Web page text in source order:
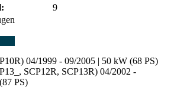
9
04/1999 - 09/2005 | 50 kW (68 PS)
SCP12R, SCP13R) 04/2002 -
PS)